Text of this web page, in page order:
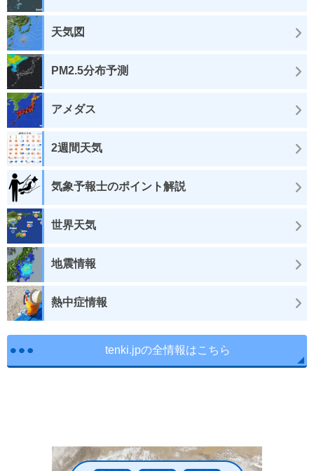
天気図
PM2.5分布予測
アメダス
2週間天気
気象予報士のポイント解説
世界天気
地震情報
熱中症情報
tenki.jpの全情報はこちら